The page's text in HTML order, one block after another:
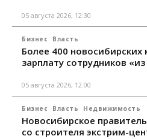
05 августа 2026, 12:30
Бизнес Власть
Более 400
зарплату сотрудников
05 августа 2026, 12:00
Бизнес Власть Недвижимость
Новосибирское
со строителя экстрим-